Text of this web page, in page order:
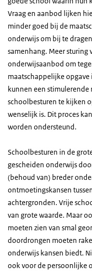
Vraag en aanbod lijken
minder goed bij de
onderwijs om bij te
samenhang. Meer
onderwijsaanbod om
maatschappelijke
kunnen een
schoolbesturen te kijken
wenselijk is. Dit proces
worden ondersteund.
Schoolbesturen in de
gescheiden onderwijs
(behoud van) breder
ontmoetingskansen
achtergronden. Vrije
van grote waarde. Maar
moeten zien van smal
doordrongen moeten
onderwijs kansen biedt.
ook voor de persoonlijke